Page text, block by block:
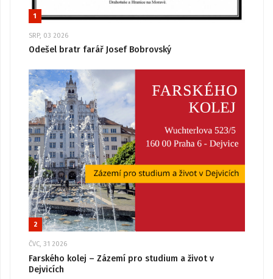
1
SRP, 03 2026
Odešel bratr farář Josef Bobrovský
2
ČVC, 31 2026
Farského kolej – Zázemí pro studium a život v
Dejvicích